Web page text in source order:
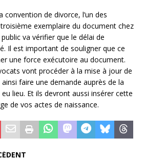
convention de divorce, l’un des
exemplaire du document chez
va vérifier que le délai de
Il est important de souligner que ce
une force exécutoire au document.
vont procéder à la mise à jour de
faire une demande auprès de la
lieu. Et ils devront aussi insérer cette
de vos actes de naissance.